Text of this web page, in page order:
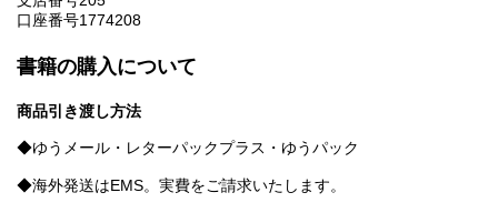
口座番号1774208
書籍の購入について
商品引き渡し方法
◆ゆうメール・レターパックプラス・ゆうパック
◆海外発送はEMS。実費をご請求いたします。